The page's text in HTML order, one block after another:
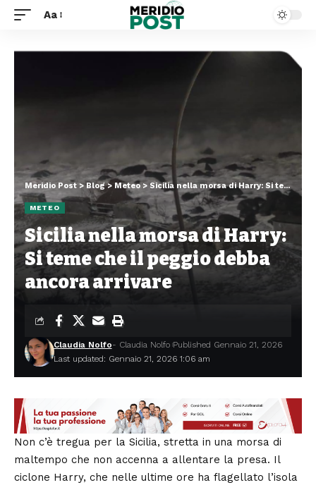
Aa
Meridio Post >Blog> Meteo> Sicilia nella morsa di Harry: Si teme che il peggio debba ancora arrivare
METEO
Sicilia nella morsa di Harry:
Si teme che il peggio debba
ancora arrivare
Last updated: Gennaio 21, 2026 1:06 am
Claudia Nolfo- Claudia Nolfo Published Gennaio 21, 2026
Non c’è tregua per la Sicilia, stretta in una morsa di
maltempo che non accenna a allentare la presa. Il
ciclone Harry, che nelle ultime ore ha flagellato l’isola